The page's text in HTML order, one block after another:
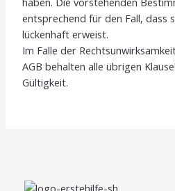
entsprechend für den Fall, dass
lückenhaft erweist.
Im Falle der
AGB behalten alle übrigen
Gültigkeit.